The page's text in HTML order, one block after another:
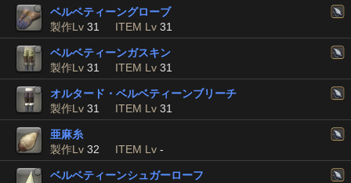
ベルベティーングローブ
製作Lv 31 ITEM Lv 31
ベルベティーンガスキン
製作Lv 31 ITEM Lv 31
オルタード・ベルベティーンブリーチ
製作Lv 31 ITEM Lv 31
亜麻糸
製作Lv 32 ITEM Lv -
ベルベティーンシュガーローフ